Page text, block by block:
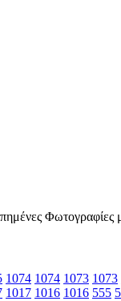
1074 1074 1073 1073
1017 1016 1016 555